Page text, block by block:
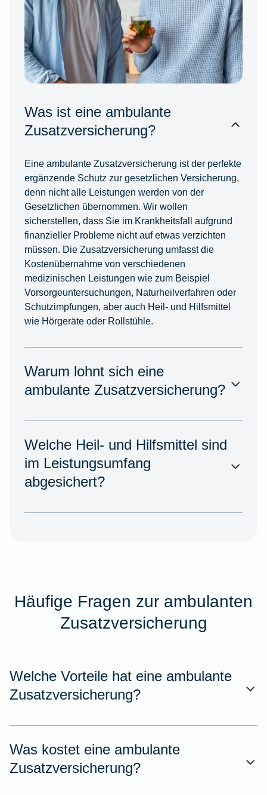
Was ist eine ambulante
Zusatzversicherung?
Eine ambulante Zusatzversicherung ist der perfekte
ergänzende Schutz zur gesetzlichen Versicherung,
denn nicht alle Leistungen werden von der
Gesetzlichen übernommen. Wir wollen
sicherstellen, dass Sie im Krankheitsfall aufgrund
finanzieller Probleme nicht auf etwas verzichten
müssen. Die Zusatzversicherung umfasst die
Kostenübernahme von verschiedenen
medizinischen Leistungen wie zum Beispiel
Vorsorgeuntersuchungen, Naturheilverfahren oder
Schutzimpfungen, aber auch Heil- und Hilfsmittel
wie Hörgeräte oder Rollstühle.
Warum lohnt sich eine
ambulante Zusatzversicherung?
Welche Heil- und Hilfsmittel sind
im Leistungsumfang
abgesichert?
Häufige Fragen zur ambulanten
Zusatzversicherung
Welche Vorteile hat eine ambulante
Zusatzversicherung?
Was kostet eine ambulante
Zusatzversicherung?